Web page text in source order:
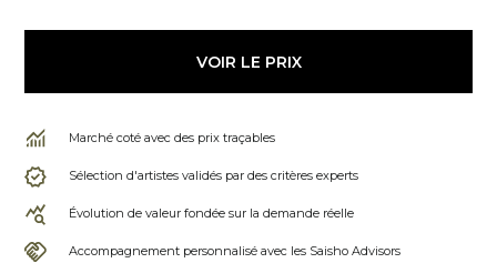
VOIR LE PRIX
Marché coté avec des prix traçables
Sélection d'artistes validés par des critères experts
Évolution de valeur fondée sur la demande réelle
Accompagnement personnalisé avec les Saisho Advisors